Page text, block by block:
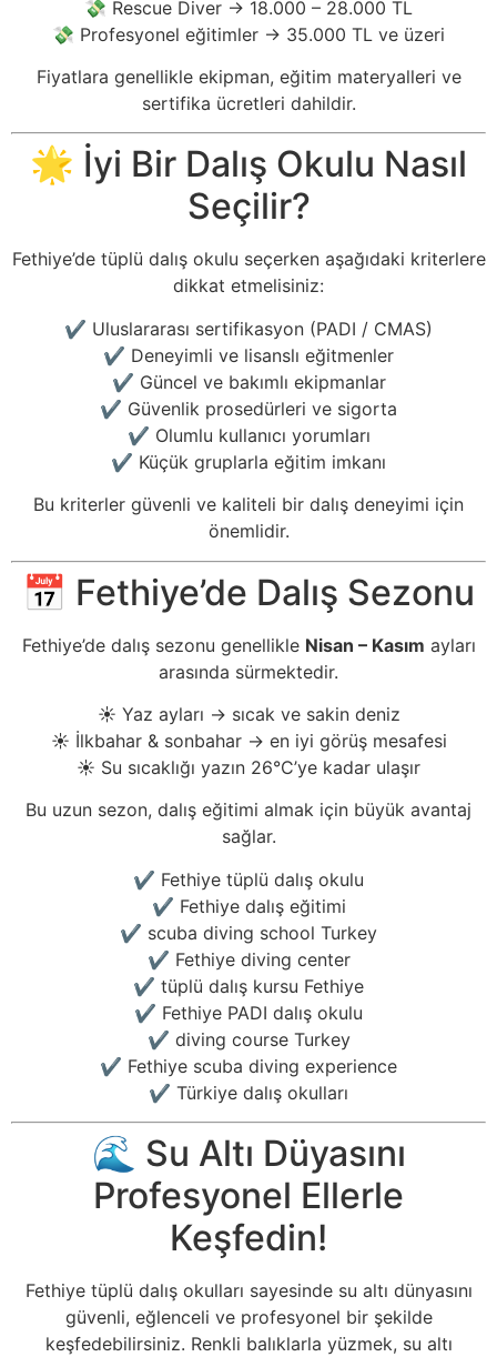
💸 Rescue Diver → 18.000 – 28.000 TL
💸 Profesyonel eğitimler → 35.000 TL ve üzeri
Fiyatlara genellikle ekipman, eğitim materyalleri ve
sertifika ücretleri dahildir.
🌟 İyi Bir Dalış Okulu Nasıl
Seçilir?
Fethiye’de tüplü dalış okulu seçerken aşağıdaki kriterlere
dikkat etmelisiniz:
✔️ Uluslararası sertifikasyon (PADI / CMAS)
✔️ Deneyimli ve lisanslı eğitmenler
✔️ Güncel ve bakımlı ekipmanlar
✔️ Güvenlik prosedürleri ve sigorta
✔️ Olumlu kullanıcı yorumları
✔️ Küçük gruplarla eğitim imkanı
Bu kriterler güvenli ve kaliteli bir dalış deneyimi için
önemlidir.
📅 Fethiye’de Dalış Sezonu
Fethiye’de dalış sezonu genellikle Nisan – Kasım ayları
arasında sürmektedir.
☀️ Yaz ayları → sıcak ve sakin deniz
☀️ İlkbahar & sonbahar → en iyi görüş mesafesi
☀️ Su sıcaklığı yazın 26°C’ye kadar ulaşır
Bu uzun sezon, dalış eğitimi almak için büyük avantaj
sağlar.
✔️ Fethiye tüplü dalış okulu
✔️ Fethiye dalış eğitimi
✔️ scuba diving school Turkey
✔️ Fethiye diving center
✔️ tüplü dalış kursu Fethiye
✔️ Fethiye PADI dalış okulu
✔️ diving course Turkey
✔️ Fethiye scuba diving experience
✔️ Türkiye dalış okulları
🌊 Su Altı Düyasını
Profesyonel Ellerle
Keşfedin!
Fethiye tüplü dalış okulları sayesinde su altı dünyasını
güvenli, eğlenceli ve profesyonel bir şekilde
keşfedebilirsiniz. Renkli balıklarla yüzmek, su altı